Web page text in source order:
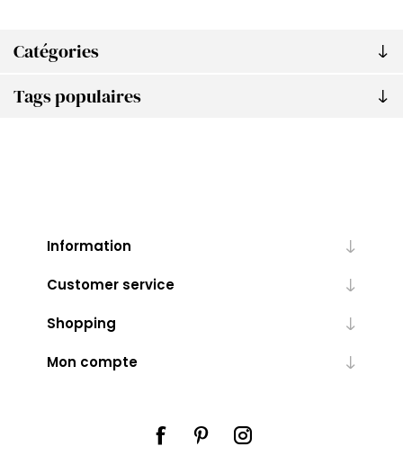
Catégories
Tags populaires
Information
Customer service
Shopping
Mon compte